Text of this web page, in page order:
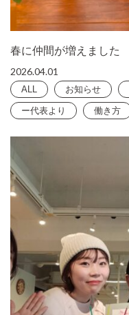
春に仲間が増えました
2026.04.01
ALL お知らせ
ー代表より 働き方